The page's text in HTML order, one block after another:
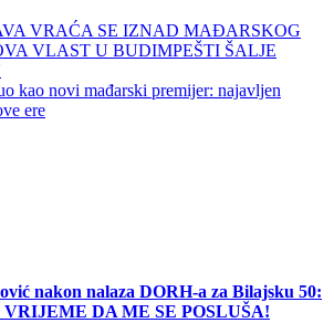
VRAĆA SE IZNAD MAĐARSKOG
VLAST U BUDIMPEŠTI ŠALJE
kao novi mađarski premijer: najavljen
ere
nakon nalaza DORH-a za Bilajsku 50:
DA ME SE POSLUŠA!